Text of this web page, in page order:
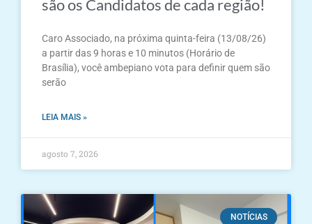
são os Candidatos de cada região!
Caro Associado, na próxima quinta-feira (13/08/26)
a partir das 9 horas e 10 minutos (Horário de
Brasília), você ambepiano vota para definir quem são
serão
LEIA MAIS »
agosto 7, 2026
NOTÍCIAS